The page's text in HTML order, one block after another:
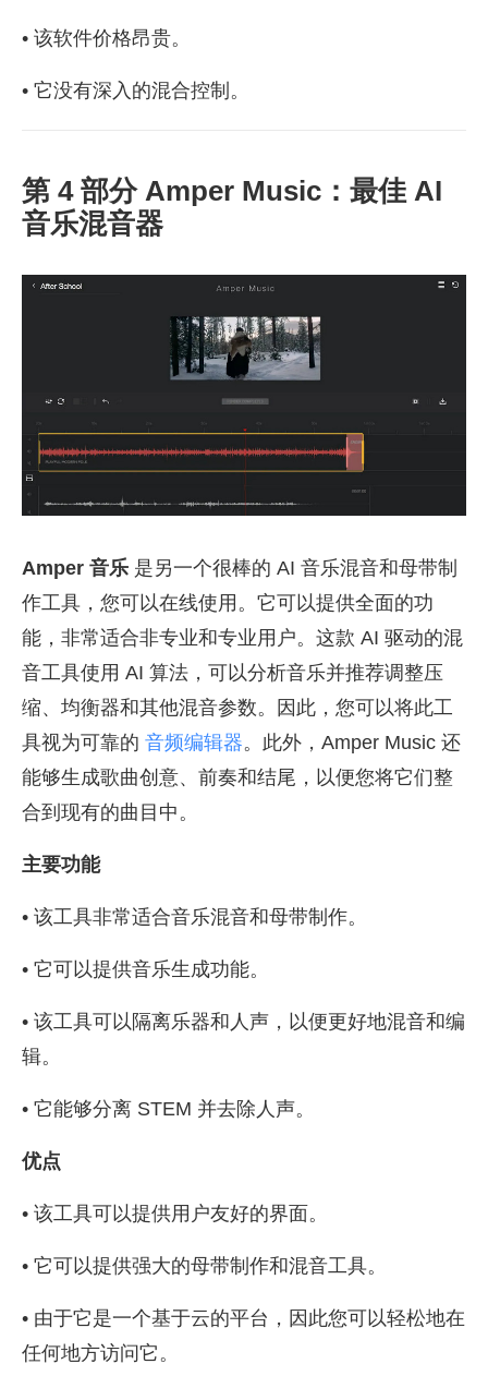
• 该软件价格昂贵。
• 它没有深入的混合控制。
第 4 部分 Amper Music：最佳 AI
音乐混音器
Amper 音乐 是另一个很棒的 AI 音乐混音和母带制
作工具，您可以在线使用。它可以提供全面的功
能，非常适合非专业和专业用户。这款 AI 驱动的混
音工具使用 AI 算法，可以分析音乐并推荐调整压
缩、均衡器和其他混音参数。因此，您可以将此工
具视为可靠的 音频编辑器。此外，Amper Music 还
能够生成歌曲创意、前奏和结尾，以便您将它们整
合到现有的曲目中。
主要功能
• 该工具非常适合音乐混音和母带制作。
• 它可以提供音乐生成功能。
• 该工具可以隔离乐器和人声，以便更好地混音和编
辑。
• 它能够分离 STEM 并去除人声。
优点
• 该工具可以提供用户友好的界面。
• 它可以提供强大的母带制作和混音工具。
• 由于它是一个基于云的平台，因此您可以轻松地在
任何地方访问它。